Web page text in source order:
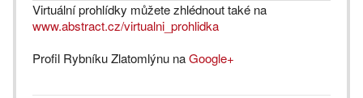
Virtuální prohlídky můžete zhlédnout také na
www.abstract.cz/virtualni_prohlidka
Profil Rybníku Zlatomlýnu naGoogle+